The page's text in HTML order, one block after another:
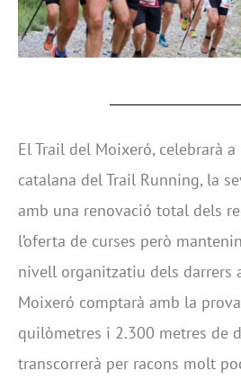
El Trail del Moixeró, celebrarà
catalana del Trail Running, la
amb una renovació total dels
l’oferta de curses però
nivell organitzatiu dels darrers
Moixeró comptarà amb la
quilòmetres i 2.300 metres de
transcorrerà per racons molt